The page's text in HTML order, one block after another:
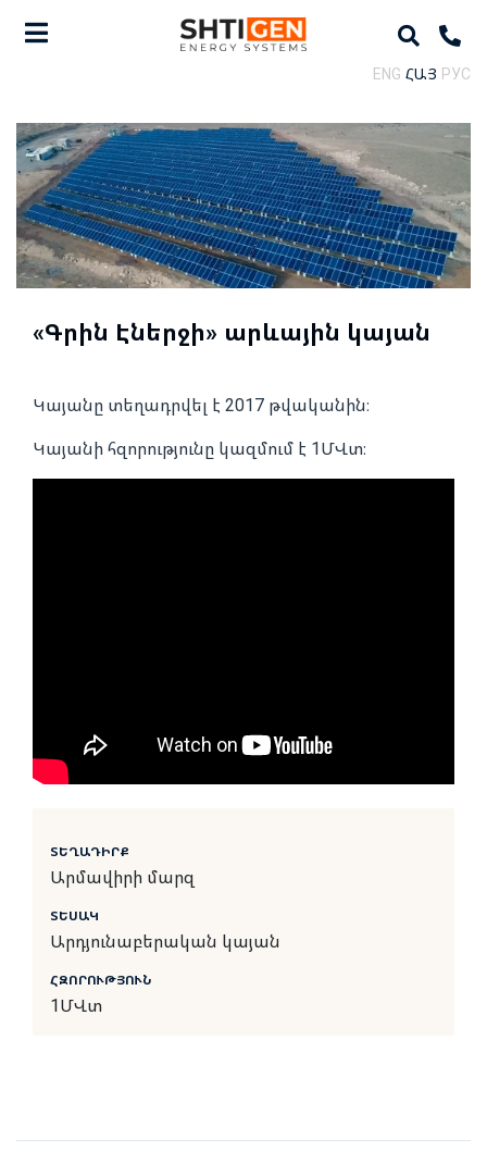
ENG ՀԱՅ РУС
«Գրին Էներջի» արևային կայան
Կայանը տեղադրվել է 2017 թվականին։
Կայանի հզորությունը կազմում է 1ՄՎտ։
ՏԵՂԱԴԻՐՔ
Արմավիրի մարզ
ՏԵՍԱԿ
Արդյունաբերական կայան
ՀԶՈՐՈՒԹՅՈՒՆ
1ՄՎտ